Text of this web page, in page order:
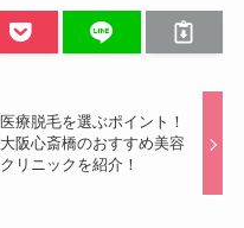
医療脱毛を選ぶポイント！
大阪心斎橋のおすすめ美容
クリニックを紹介！